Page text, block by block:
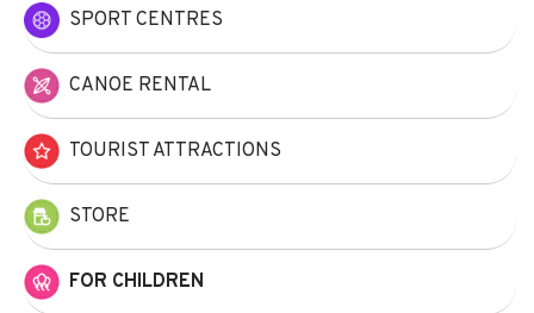
SPORT CENTRES
CANOE RENTAL
TOURIST ATTRACTIONS
STORE
FOR CHILDREN